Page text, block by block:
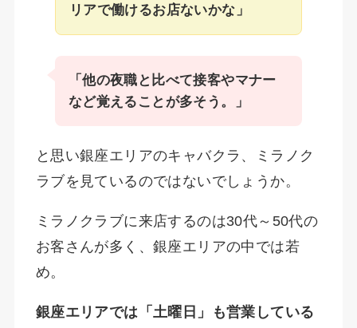
リアで働けるお店ないかな」
「他の夜職と比べて接客やマナー
など覚えることが多そう。」
と思い銀座エリアのキャバクラ、ミラノク
ラブを見ているのではないでしょうか。
ミラノクラブに来店するのは30代～50代の
お客さんが多く、銀座エリアの中では若
め。
銀座エリアでは「土曜日」も営業している